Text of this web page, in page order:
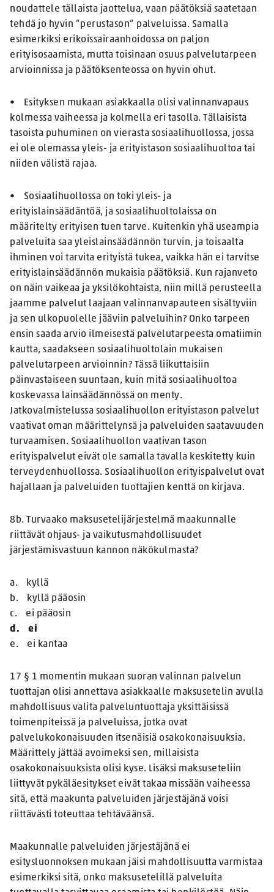
noudattele tällaista jaottelua, vaan päätöksiä saatetaan
tehdä jo hyvin ”perustason” palveluissa. Samalla
esimerkiksi erikoissairaanhoidossa on paljon
erityisosaamista, mutta toisinaan osuus palvelutarpeen
arvioinnissa ja päätöksenteossa on hyvin ohut.
• Esityksen mukaan asiakkaalla olisi valinnanvapaus
kolmessa vaiheessa ja kolmella eri tasolla. Tällaisista
tasoista puhuminen on vierasta sosiaalihuollossa, jossa
ei ole olemassa yleis- ja erityistason sosiaalihuoltoa tai
niiden välistä rajaa.
• Sosiaalihuollossa on toki yleis- ja
erityislainsäädäntöä, ja sosiaalihuoltolaissa on
määritelty erityisen tuen tarve. Kuitenkin yhä useampia
palveluita saa yleislainsäädännön turvin, ja toisaalta
ihminen voi tarvita erityistä tukea, vaikka hän ei tarvitse
erityislainsäädännön mukaisia päätöksiä. Kun rajanveto
on näin vaikeaa ja yksilökohtaista, niin millä perusteella
jaamme palvelut laajaan valinnanvapauteen sisältyviin
ja sen ulkopuolelle jääviin palveluihin? Onko tarpeen
ensin saada arvio ilmeisestä palvelutarpeesta omatiimin
kautta, saadakseen sosiaalihuoltolain mukaisen
palvelutarpeen arvioinnin? Tässä liikuttaisiin
päinvastaiseen suuntaan, kuin mitä sosiaalihuoltoa
koskevassa lainsäädännössä on menty.
Jatkovalmistelussa sosiaalihuollon erityistason palvelut
vaativat oman määrittelynsä ja palveluiden saatavuuden
turvaamisen. Sosiaalihuollon vaativan tason
erityispalvelut eivät ole samalla tavalla keskitetty kuin
terveydenhuollossa. Sosiaalihuollon erityispalvelut ovat
hajallaan ja palveluiden tuottajien kenttä on kirjava.
8b. Turvaako maksusetelijärjestelmä maakunnalle
riittävät ohjaus- ja vaikutusmahdollisuudet
järjestämisvastuun kannon näkökulmasta?
a. kyllä
b. kyllä pääosin
c. ei pääosin
d. ei
e. ei kantaa
17 § 1 momentin mukaan suoran valinnan palvelun
tuottajan olisi annettava asiakkaalle maksusetelin avulla
mahdollisuus valita palveluntuottaja yksittäisissä
toimenpiteissä ja palveluissa, jotka ovat
palvelukokonaisuuden itsenäisiä osakokonaisuuksia.
Määrittely jättää avoimeksi sen, millaisista
osakokonaisuuksista olisi kyse. Lisäksi maksuseteliin
liittyvät pykäläesitykset eivät takaa missään vaiheessa
sitä, että maakunta palveluiden järjestäjänä voisi
riittävästi toteuttaa tehtäväänsä.
Maakunnalle palveluiden järjestäjänä ei
esitysluonnoksen mukaan jäisi mahdollisuutta varmistaa
esimerkiksi sitä, onko maksusetelillä palveluita